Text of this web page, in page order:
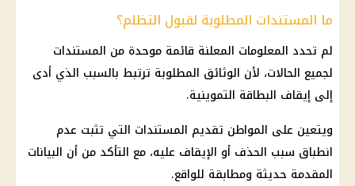
ما المستندات المطلوبة لقبول التظلم؟
لم تحدد المعلومات المعلنة قائمة موحدة من المستندات
لجميع الحالات، لأن الوثائق المطلوبة ترتبط بالسبب الذي أدى
إلى إيقاف البطاقة التموينية.
ويتعين على المواطن تقديم المستندات التي تثبت عدم
انطباق سبب الحذف أو الإيقاف عليه، مع التأكد من أن البيانات
المقدمة حديثة ومطابقة للواقع.